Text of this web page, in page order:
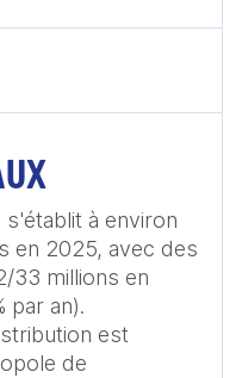
s'établit à environ
en 2025, avec des
33 millions en
par an).
est
de